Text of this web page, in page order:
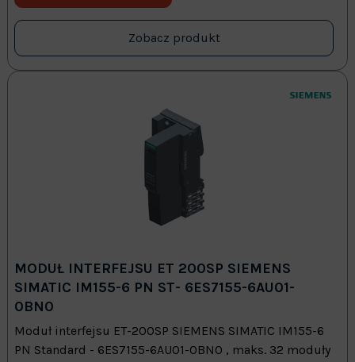
Zobacz produkt
MODUŁ INTERFEJSU ET 200SP SIEMENS
SIMATIC IM155-6 PN ST- 6ES7155-6AU01-
0BN0
Moduł interfejsu ET-200SP SIEMENS SIMATIC IM155-6
PN Standard - 6ES7155-6AU01-0BN0 , maks. 32 moduły